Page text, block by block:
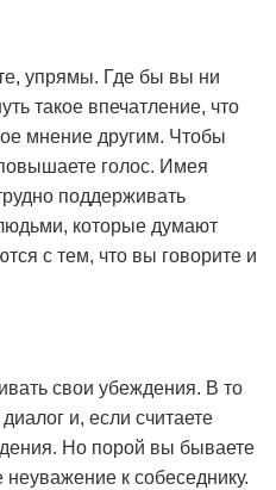
упрямы. Где бы вы ни
такое впечатление, что
мнение другим. Чтобы
голос. Имея
поддерживать
которые думают
с тем, что вы говорите и
свои убеждения. В то
и, если считаете
Но порой вы бываете
к собеседнику.